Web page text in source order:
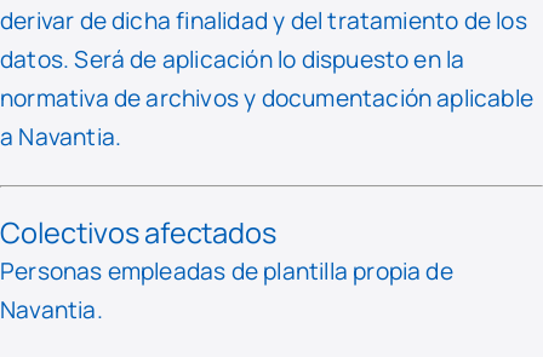
derivar de dicha finalidad y del tratamiento de los
datos. Será de aplicación lo dispuesto en la
normativa de archivos y documentación aplicable
a Navantia.
Colectivos afectados
Personas empleadas de plantilla propia de
Navantia.